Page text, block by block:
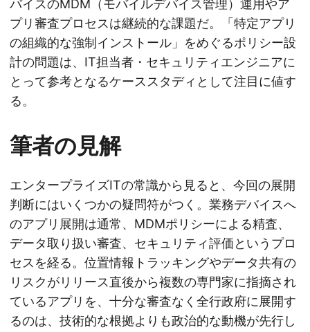
バイスのMDM（モバイルデバイス管理）運用やア
プリ審査プロセスは継続的な課題だ。「特定アプリ
の組織的な強制インストール」をめぐるポリシー設
計の問題は、IT担当者・セキュリティエンジニアに
とって参考となるケーススタディとして注目に値す
る。
筆者の見解
エンタープライズITの常識から見ると、今回の展開
判断にはいくつかの疑問符がつく。業務デバイスへ
のアプリ展開は通常、MDMポリシーによる精査、
データ取り扱い審査、セキュリティ評価というプロ
セスを経る。位置情報トラッキングやデータ共有の
リスクがリリース直後から複数の専門家に指摘され
ているアプリを、十分な審査なく全行政府に展開す
るのは、技術的な根拠よりも政治的な動機が先行し